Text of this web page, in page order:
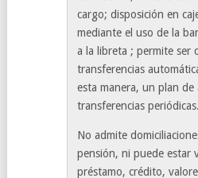
cargo; disposición en
mediante el uso de la
a la libreta ; permite ser
transferencias
esta manera, un plan
transferencias periódicas.
No admite
pensión, ni puede estar
préstamo, crédito,